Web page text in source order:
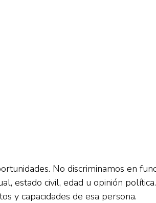
No discriminamos en
estado civil, edad u opinión
y capacidades de esa persona.